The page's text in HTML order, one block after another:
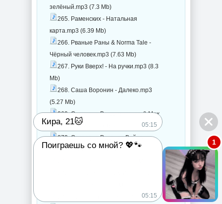
зелёный.mp3 (7.3 Mb)
265. Раменских - Натальная
карта.mp3 (6.39 Mb)
266. Рваные Раны & Norma Tale -
Чёрный человек.mp3 (7.63 Mb)
267. Руки Вверх! - На ручки.mp3 (8.3
Mb)
268. Саша Воронин - Далеко.mp3
(5.27 Mb)
269. Светлана Владимирская & Max
Beatstone - Мальчик мой.mp3 (5.41 Mb)
270. Светлана Руденко-Вейра -
Пофигистка.mp3 (5.97 Mb)
273. СДП - Шекспир.mp3 (7.11 Mb)
Кира, 21🐱 05:15
Поиграешь со мной? 💖🐾
05:15
1